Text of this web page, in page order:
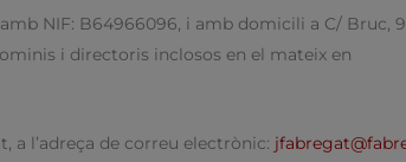
amb NIF: B64966096, i amb domicili a C/ Bruc,
i directoris inclosos en el mateix en
a l’adreça de correu electrònic: